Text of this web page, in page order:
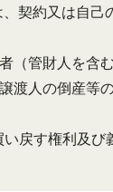
契約又は自己
（管財人を含
渡人の倒産等
戻す権利及び